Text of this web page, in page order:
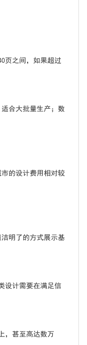
页之间，如果超过
合大批量生产；数
的设计费用相对较
明了的方式展示基
设计需要在满足信
，甚至高达数万